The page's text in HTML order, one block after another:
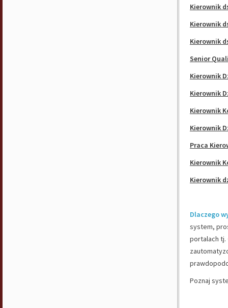
Kierownik
Kierownik
Kierownik
Senior
Kierownik
Kierownik
Kierownik
Kierownik
Praca
Kierownik
Kierownik
Dlaczego
system,
portalach tj.
Poznaj